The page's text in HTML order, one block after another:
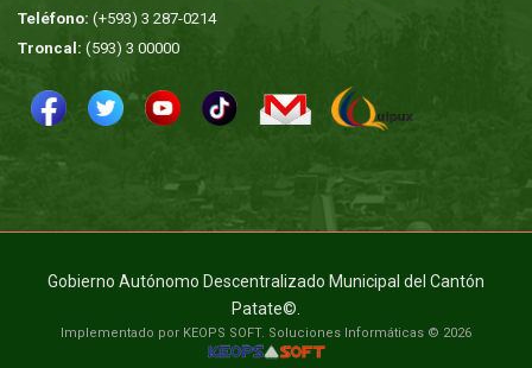
Teléfono: (+593) 3 287-0214
Troncal: (593) 3 00000
Gobierno Autónomo Descentralizado Municipal del Cantón
Patate©.
Implementado por KEOPS SOFT. Soluciones Informáticas © 2026